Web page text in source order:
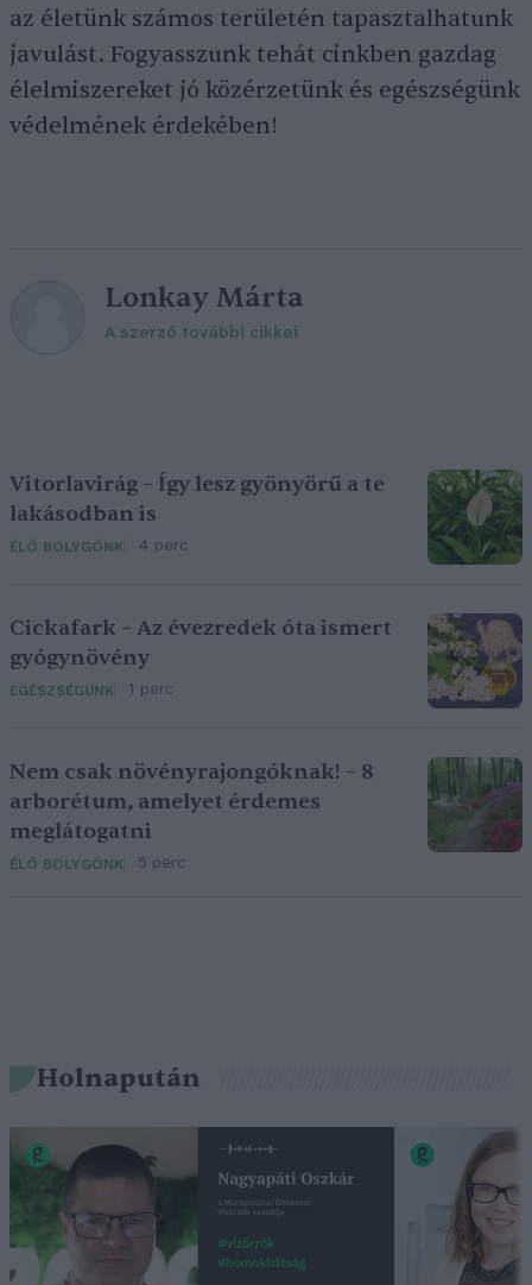
az életünk számos területén tapasztalhatunk
javulást. Fogyasszunk tehát cinkben gazdag
élelmiszereket jó közérzetünk és egészségünk
védelmének érdekében!
Lonkay Márta
A szerző további cikkei
Vitorlavirág – Így lesz gyönyörű a te
lakásodban is
ÉLŐ BOLYGÓNK 4 perc
Cickafark – Az évezredek óta ismert
gyógynövény
EGÉSZSÉGÜNK 1 perc
Nem csak növényrajongóknak! – 8
arborétum, amelyet érdemes
meglátogatni
ÉLŐ BOLYGÓNK 5 perc
Holnapután